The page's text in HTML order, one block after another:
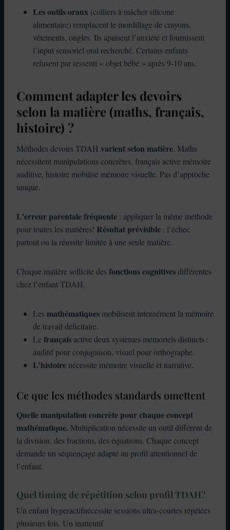
Les outils oraux (colliers à mâcher silicone
alimentaire) remplacent le mordillage de crayons,
vêtements, ongles. Ils apaisent l’anxiété et fournissent
l’input sensoriel oral recherché. Certains enfants
refusent par ressenti « objet bébé » après 9-10 ans.
Comment adapter les devoirs
selon la matière (maths, français,
histoire) ?
Méthodes devoirs TDAH varient selon matière. Maths
nécessitent manipulations concrètes, français active mémoire
auditive, histoire mobilise mémoire visuelle. Pas d’approche
unique.
L’erreur parentale fréquente : appliquer la même méthode
pour toutes les matières! Résultat prévisible : l’échec
partout ou la réussite limitée à une seule matière.
Chaque matière sollicite desfonctions cognitivesdifférentes
chez l’enfant TDAH.
Lesmathématiques mobilisent intensément la mémoire
de travail déficitaire.
Le français active deux systèmes mémoriels distincts :
auditif pour conjugaison, visuel pour orthographe.
L’histoire nécessite mémoire visuelle et narrative.
Ce que les méthodes standards omettent
Quelle manipulation concrète pour chaque concept
mathématique. Multiplication nécessite un outil différent de
la division, des fractions, des équations. Chaque concept
demande un séquençage adapté au profil attentionnel de
l’enfant.
Quel timing de répétition selon profil TDAH?
Un enfant hyperactifnécessite sessions ultra-courtes répétées
plusieurs fois. Un inattentif